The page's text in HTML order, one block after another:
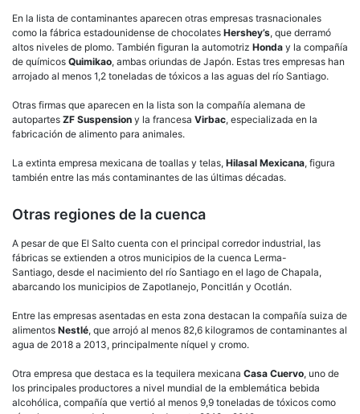
En la lista de contaminantes aparecen otras empresas trasnacionales
como la fábrica estadounidense de chocolates Hershey’s, que derramó
altos niveles de plomo. También figuran la automotriz Honda y la compañía
de químicos Quimikao, ambas oriundas de Japón. Estas tres empresas han
arrojado al menos 1,2 toneladas de tóxicos a las aguas del río Santiago.
Otras firmas que aparecen en la lista son la compañía alemana de
autopartes ZF Suspension y la francesa Virbac, especializada en la
fabricación de alimento para animales.
La extinta empresa mexicana de toallas y telas, Hilasal Mexicana, figura
también entre las más contaminantes de las últimas décadas.
Otras regiones de la cuenca
A pesar de que El Salto cuenta con el principal corredor industrial, las
fábricas se extienden a otros municipios de la cuenca Lerma-
Santiago, desde el nacimiento del río Santiago en el lago de Chapala,
abarcando los municipios de Zapotlanejo, Poncitlán y Ocotlán.
Entre las empresas asentadas en esta zona destacan la compañía suiza de
alimentos Nestlé, que arrojó al menos 82,6 kilogramos de contaminantes al
agua de 2018 a 2013, principalmente níquel y cromo.
Otra empresa que destaca es la tequilera mexicana Casa Cuervo, uno de
los principales productores a nivel mundial de la emblemática bebida
alcohólica, compañía que vertió al menos 9,9 toneladas de tóxicos como